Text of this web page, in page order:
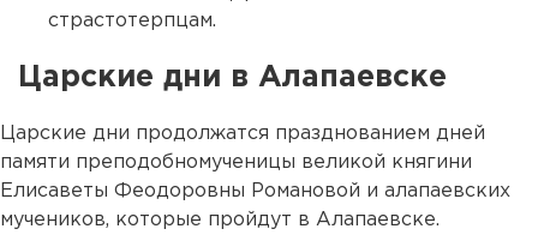
страстотерпцам.
Царские дни в Алапаевске
Царские дни продолжатся празднованием дней
памяти преподобномученицы великой княгини
Елисаветы Феодоровны Романовой и алапаевских
мучеников, которые пройдут в Алапаевске.